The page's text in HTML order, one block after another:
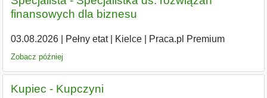
finansowych dla biznesu
03.08.2026| Pełny etat| Kielce| Praca.pl Premium
Zobacz później
Kupiec - Kupczyni